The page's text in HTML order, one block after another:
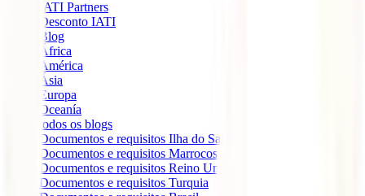
IATI Partners
Desconto IATI
Blog
África
América
Ásia
Europa
Oceanía
todos os blogs
Documentos e requisitos Ilha do Sal
Documentos e requisitos Marrocos
Documentos e requisitos Reino Unido
Documentos e requisitos Turquia